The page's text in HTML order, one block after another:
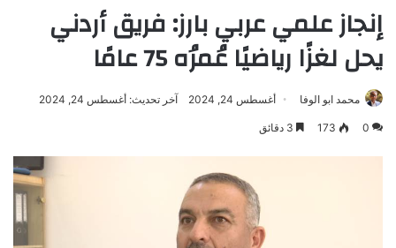
إنجاز علمي عربي بارز: فريق أردني
يحل لغزًا رياضيًا عُمرُه 75 عامًا
محمد ابو الوفا أغسطس 24, 2024 آخر تحديث: أغسطس 24, 2024
0
173